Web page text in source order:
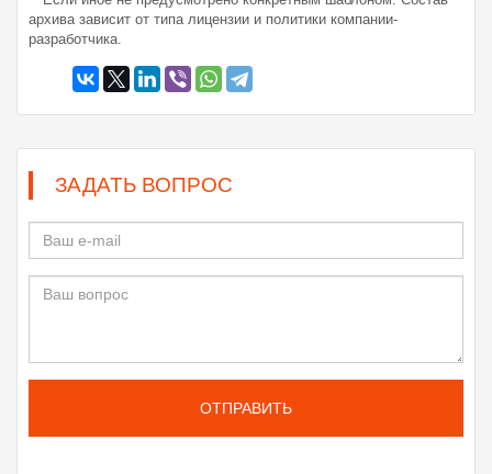
архива зависит от типа лицензии и политики компании-
разработчика.
ЗАДАТЬ ВОПРОС
ОТПРАВИТЬ